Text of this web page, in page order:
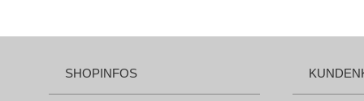
SHOPINFOS